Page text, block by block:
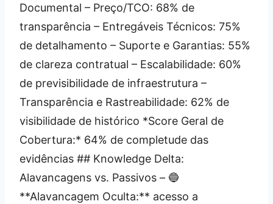
Documental – Preço/TCO: 68% de
transparência – Entregáveis Técnicos: 75%
de detalhamento – Suporte e Garantias: 55%
de clareza contratual – Escalabilidade: 60%
de previsibilidade de infraestrutura –
Transparência e Rastreabilidade: 62% de
visibilidade de histórico *Score Geral de
Cobertura:* 64% de completude das
evidências ## Knowledge Delta:
Alavancagens vs. Passivos – 🔵
**Alavancagem Oculta:** acesso a